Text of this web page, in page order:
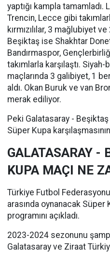
yaptığı kampla
Trencin, Lecce gibi
kırmızılılar, 3 mağlubiyet
Beşiktaş ise Shakhtar
Bandırmaspor,
takımlarla karşılaştı. Siyah-
maçlarında 3 galibiyet, 1
aldı. Okan Buruk ve van
merak ediliyor.
Peki Galatasaray -
Süper Kupa
GALATASARAY -
KUPA MAÇI NE
Türkiye Futbol
arasında oynanacak
programını açıkladı.
2023-2024 sezonunu
Galatasaray ve Ziraat